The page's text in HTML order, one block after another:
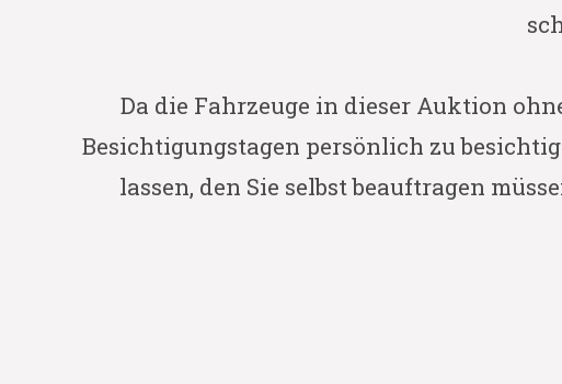
Da die Fahrzeuge in dieser Auktion
Besichtigungstagen persönlich zu
lassen, den Sie selbst beauftragen